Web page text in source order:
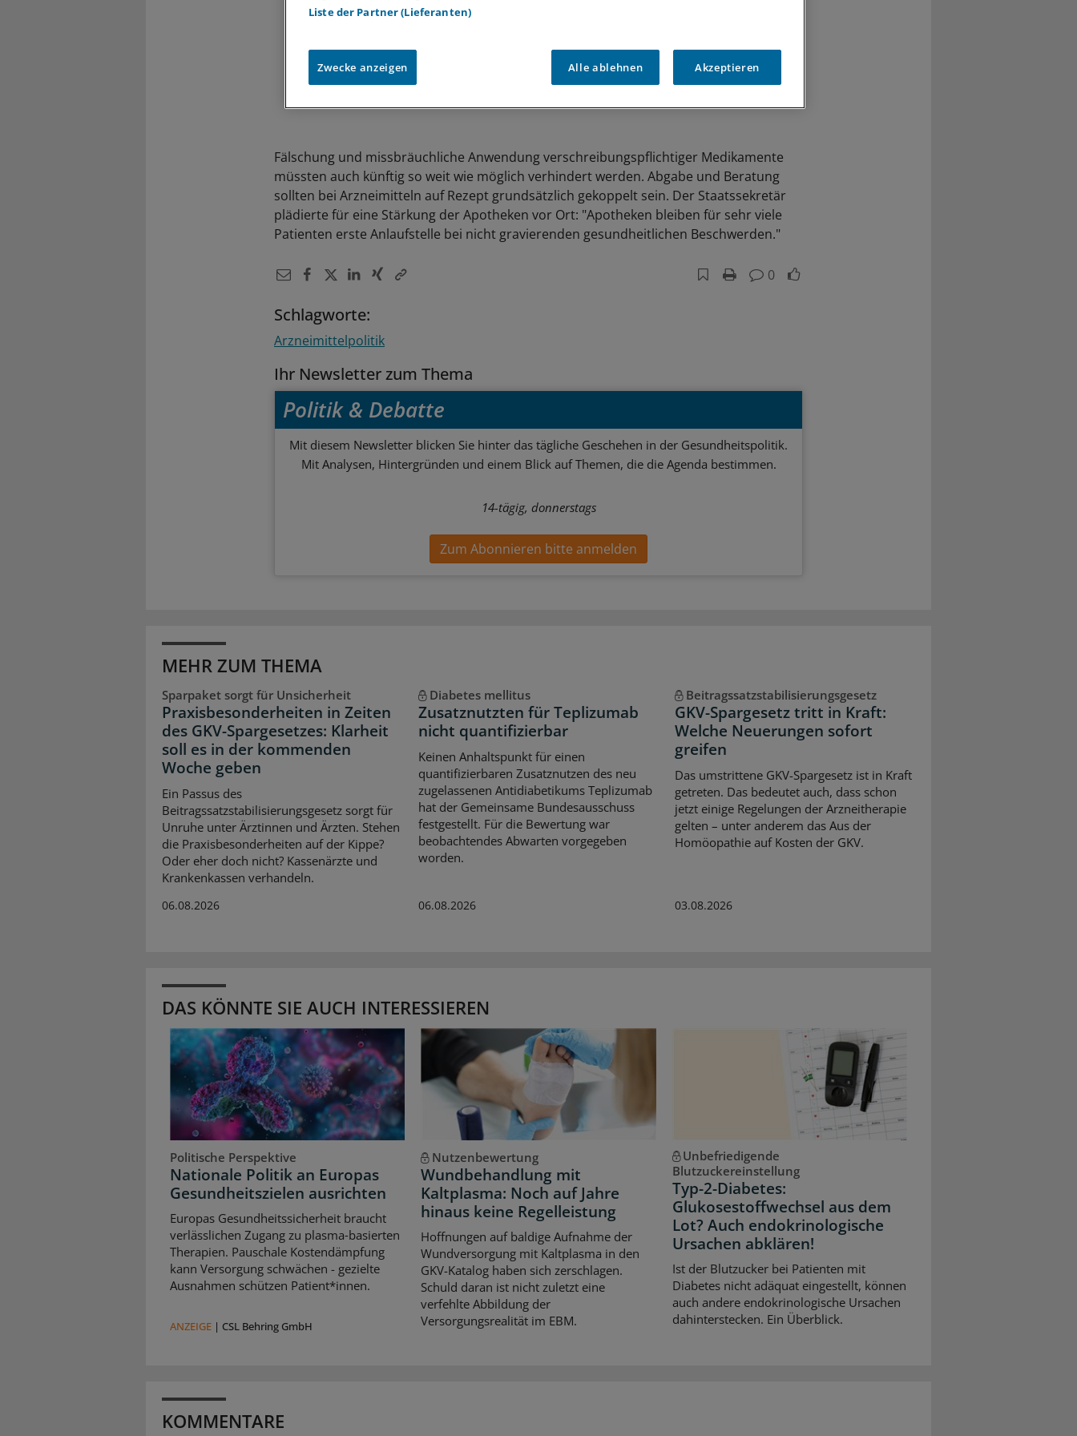
Fälschung und missbräuchliche Anwendung verschreibungspflichtiger Medikamente
müssten auch künftig so weit wie möglich verhindert werden. Abgabe und Beratung
sollten bei Arzneimitteln auf Rezept grundsätzlich gekoppelt sein. Der Staatssekretär
plädierte für eine Stärkung der Apotheken vor Ort: "Apotheken bleiben für sehr viele
Patienten erste Anlaufstelle bei nicht gravierenden gesundheitlichen Beschwerden."
0
Schlagworte:
Arzneimittelpolitik
Ihr Newsletter zum Thema
Politik & Debatte
Mit diesem Newsletter blicken Sie hinter das tägliche Geschehen in der Gesundheitspolitik.
Mit Analysen, Hintergründen und einem Blick auf Themen, die die Agenda bestimmen.
14-tägig, donnerstags
Zum Abonnieren bitte anmelden
MEHR ZUM THEMA
Sparpaket sorgt für Unsicherheit
Praxisbesonderheiten in Zeiten
des GKV-Spargesetzes: Klarheit
soll es in der kommenden
Woche geben
Ein Passus des
Beitragssatzstabilisierungsgesetz sorgt für
Unruhe unter Ärztinnen und Ärzten. Stehen
die Praxisbesonderheiten auf der Kippe?
Oder eher doch nicht? Kassenärzte und
Krankenkassen verhandeln.
06.08.2026
Diabetes mellitus
Zusatznutzten für Teplizumab
nicht quantifizierbar
Keinen Anhaltspunkt für einen
quantifizierbaren Zusatznutzen des neu
zugelassenen Antidiabetikums Teplizumab
hat der Gemeinsame Bundesausschuss
festgestellt. Für die Bewertung war
beobachtendes Abwarten vorgegeben
worden.
06.08.2026
Beitragssatzstabilisierungsgesetz
GKV-Spargesetz tritt in Kraft:
Welche Neuerungen sofort
greifen
Das umstrittene GKV-Spargesetz ist in Kraft
getreten. Das bedeutet auch, dass schon
jetzt einige Regelungen der Arzneitherapie
gelten – unter anderem das Aus der
Homöopathie auf Kosten der GKV.
03.08.2026
DAS KÖNNTE SIE AUCH INTERESSIEREN
Politische Perspektive
Nationale Politik an Europas
Gesundheitszielen ausrichten
Europas Gesundheitssicherheit braucht
verlässlichen Zugang zu plasma‑basierten
Therapien. Pauschale Kostendämpfung
kann Versorgung schwächen - gezielte
Ausnahmen schützen Patient*innen.
ANZEIGE | CSL Behring GmbH
Nutzenbewertung
Wundbehandlung mit
Kaltplasma: Noch auf Jahre
hinaus keine Regelleistung
Hoffnungen auf baldige Aufnahme der
Wundversorgung mit Kaltplasma in den
GKV-Katalog haben sich zerschlagen.
Schuld daran ist nicht zuletzt eine
verfehlte Abbildung der
Versorgungsrealität im EBM.
Unbefriedigende
Blutzuckereinstellung
Typ-2-Diabetes:
Glukosestoffwechsel aus dem
Lot? Auch endokrinologische
Ursachen abklären!
Ist der Blutzucker bei Patienten mit
Diabetes nicht adäquat eingestellt, können
auch andere endokrinologische Ursachen
dahinterstecken. Ein Überblick.
KOMMENTARE
Liste der Partner (Lieferanten)
Zwecke anzeigen Alle ablehnen Akzeptieren